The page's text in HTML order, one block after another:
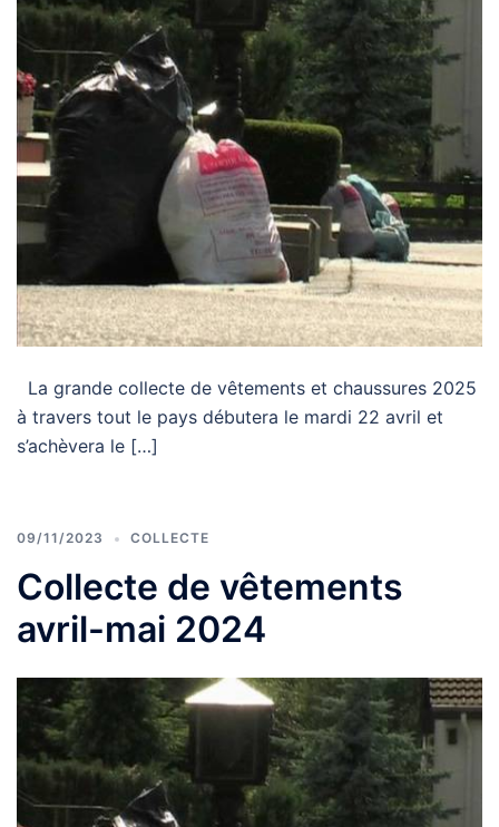
La grande collecte de vêtements et chaussures 2025
à travers tout le pays débutera le mardi 22 avril et
s’achèvera le […]
09/11/2023 COLLECTE
Collecte de vêtements
avril-mai 2024